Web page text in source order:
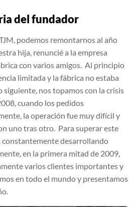
del fundador
podemos remontarnos al año
hija, renuncié a la empresa
con varios amigos. Al principio
limitada y la fábrica no estaba
siguiente, nos topamos con la crisis
cuando los pedidos
la operación fue muy difícil y
uno tras otro. Para superar este
desarrollando
en la primera mitad de 2009,
varios clientes importantes y
en todo el mundo y presentamos